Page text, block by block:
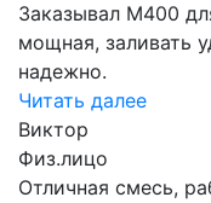
Заказывал М400
мощная, заливать
надежно.
Читать далее
Виктор
Физ.лицо
Отличная смесь,